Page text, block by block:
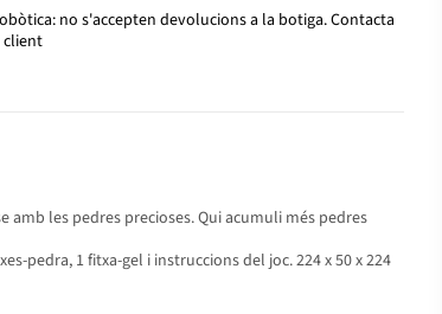
no s'accepten devolucions a la botiga. Contacta
client
les pedres precioses. Qui acumuli més pedres
pedra, 1 fitxa-gel i instruccions del joc. 224 x 50 x 224